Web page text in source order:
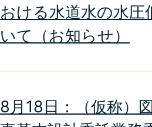
おける水道水の水圧
いて（お知らせ）
8月18日：（仮称）